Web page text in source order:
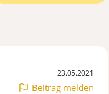
23.05.2021
Beitrag melden